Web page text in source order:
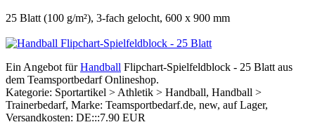
25 Blatt (100 g/m²), 3-fach gelocht, 600 x 900 mm
Ein Angebot fürHandball Flipchart-Spielfeldblock - 25 Blatt aus
dem Teamsportbedarf Onlineshop.
Kategorie: Sportartikel > Athletik > Handball, Handball >
Trainerbedarf, Marke: Teamsportbedarf.de, new, auf Lager,
Versandkosten: DE:::7.90 EUR